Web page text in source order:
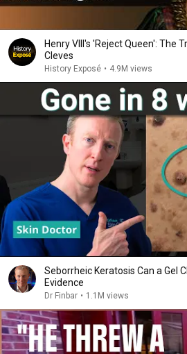
Henry VIII's 'Reject Queen': The
Cleves
History Exposé • 4.9M views
Seborrheic Keratosis Can a Gel
Evidence
Dr Finbar • 1.1M views